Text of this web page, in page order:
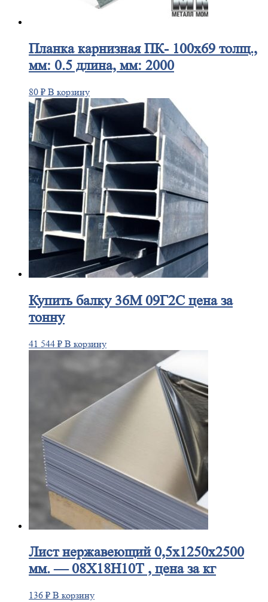
Планкакарнизная ПК- 100х69 толщ.,
мм: 0.5 длина, мм: 2000
80 ₽ В корзину
Купитьбалку 36М 09Г2С цена за
тонну
41 544 ₽ В корзину
Листнержавеющий 0,5x1250x2500
мм. — 08Х18Н10Т , цена за кг
136 ₽ В корзину